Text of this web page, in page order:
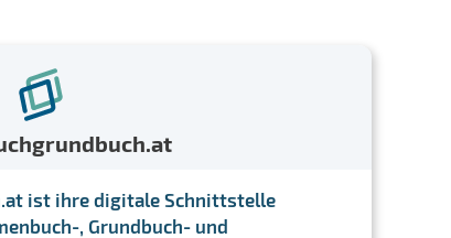
ist ihre digitale Schnittstelle
, Grundbuch- und